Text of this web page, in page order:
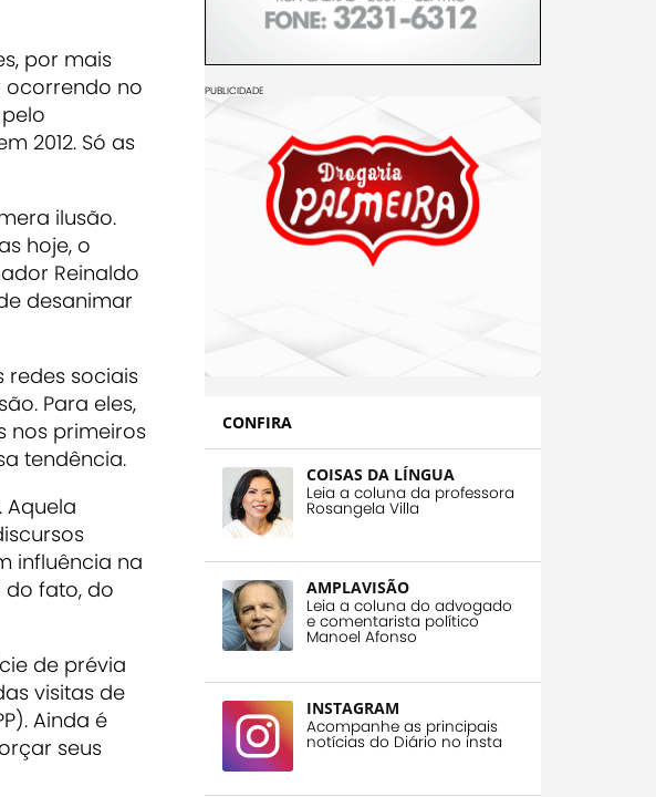
por mais
ocorrendo no
2012. Só as
ilusão.
hoje, o
Reinaldo
desanimar
redes sociais
Para eles,
nos primeiros
tendência.
influência na
do fato, do
de prévia
visitas de
Ainda é
seus
PUBLICIDADE
CONFIRA
COISAS DA LÍNGUA
Leia a coluna da professora
Rosangela Villa
AMPLAVISÃO
Leia a coluna do advogado
e comentarista político
Manoel Afonso
INSTAGRAM
Acompanhe as principais
notícias do Diário no insta